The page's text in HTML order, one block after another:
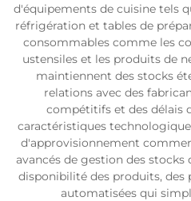
d'équipements de cuisine tels
réfrigération et tables de
consommables comme les
ustensiles et les produits de
maintiennent des stocks
relations avec des
compétitifs et des délais
caractéristiques
d'approvisionnement
avancés de gestion des
disponibilité des produits,
automatisées qui